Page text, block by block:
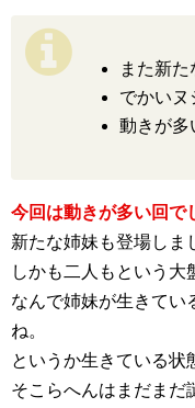
また新
でかいヌ
動きが多
今回は動きが多い回で
新たな姉妹も登場しま
しかも二人もという大
なんで姉妹が生きてい
ね。
というか生きている状
そこらへんはまだまだ